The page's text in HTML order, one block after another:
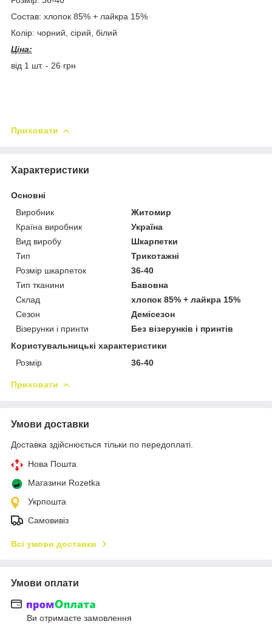
Состав: хлопок 85% + лайкра 15%
Колір: чорний, сірий, білий
Ціна:
від 1 шт. - 26 грн
Приховати
Характеристики
Основні
Виробник
Житомир
Країна виробник
Україна
Вид виробу
Шкарпетки
Тип
Трикотажні
Розмір шкарпеток
36-40
Тип тканини
Бавовна
Склад
хлопок 85% + лайкра 15%
Сезон
Демісезон
Візерунки і принти
Без візерунків і принтів
Користувальницькі характеристики
Розмір
36-40
Приховати
Умови доставки
Доставка здійснюється тільки по передоплаті.
Нова Пошта
Магазини Rozetka
Укрпошта
Самовивіз
Всі умови доставки
Умови оплати
Ви отримаєте замовлення